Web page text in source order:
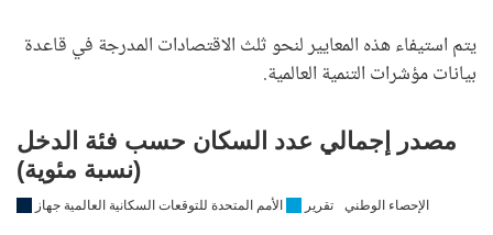
يتم استيفاء هذه المعايير لنحو ثلث الاقتصادات المدرجة في قاعدة
بيانات مؤشرات التنمية العالمية.